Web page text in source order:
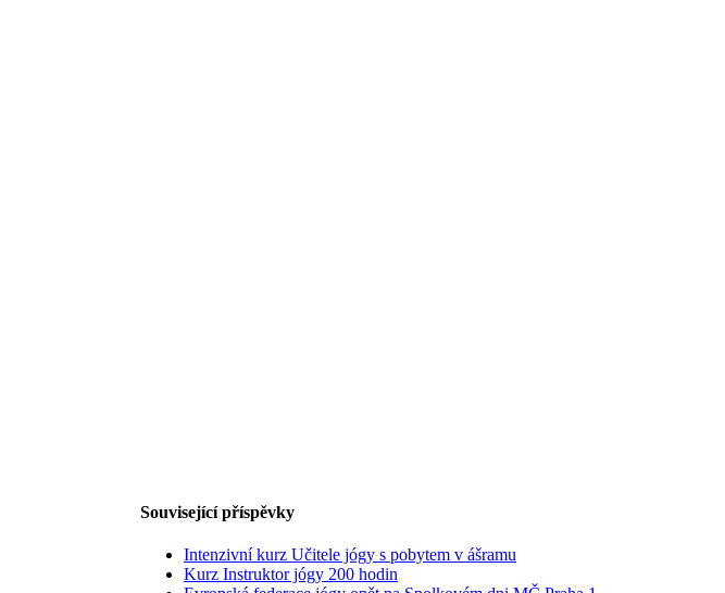
Související příspěvky
Intenzivní kurz Učitele jógy s pobytem v ášramu
Kurz Instruktor jógy 200 hodin